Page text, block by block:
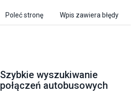
Poleć stronę Wpis zawiera błędy
Szybkie wyszukiwanie
połączeń autobusowych